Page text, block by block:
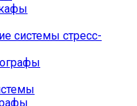
системы стресс-